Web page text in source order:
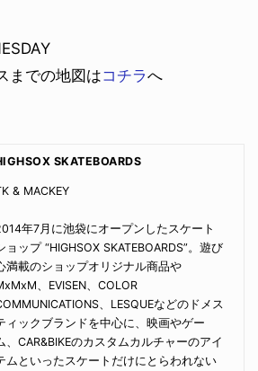
までの地図はコチラへ
SKATEBOARDS
& MACKEY
年7月に池袋にオープンしたスケート
ョップ “HIGHSOX SKATEBOARDS”。遊び
満載のショップオリジナル商品や
、EVISEN、COLOR
、LESQUEなどのドメス
ィックブランドを中心に、映画やゲー
、CAR&BIKEのカスタムカルチャーのアイ
ムといったスケートだけにとらわれない